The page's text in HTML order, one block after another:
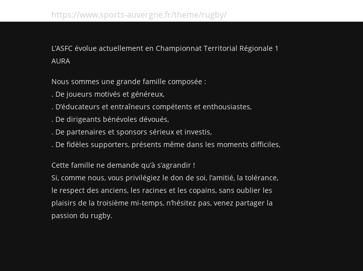
https://www.sports-auvergne.fr/theme/rugby/
L’ASFC évolue actuellement en Championnat Territorial Régionale 1
AURA
Nous sommes une grande famille composée :
. De joueurs motivés et généreux,
. D’éducateurs et entraîneurs compétents et enthousiastes,
. De dirigeants bénévoles dévoués,
. De partenaires et sponsors sérieux et investis,
. De fidèles supporters, présents même dans les moments difficiles,
Cette famille ne demande qu’à s’agrandir !
Si, comme nous, vous privilégiez le don de soi, l’amitié, la tolérance,
le respect des anciens, les racines et les copains, sans oublier les
plaisirs de la troisième mi-temps, n’hésitez pas, venez partager la
passion du rugby.